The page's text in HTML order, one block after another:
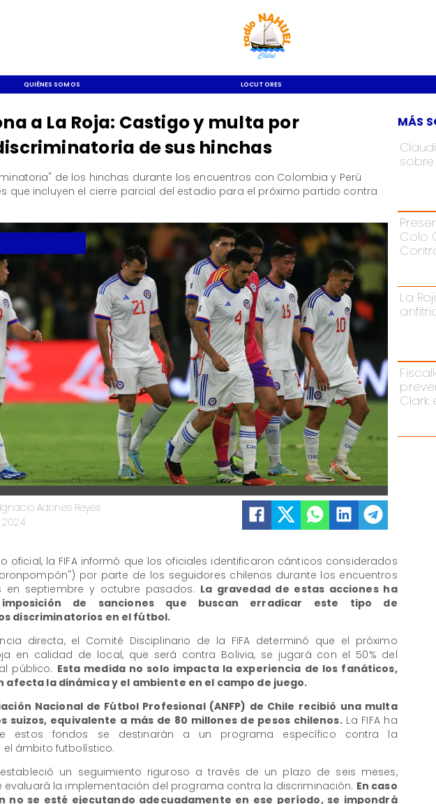
QUIÉNES SOMOS LOCUTORES
Adones Reyes
2024
sobre
Colo
La
Clark
MÁS
a La Roja: Castigo y multa por
de sus hinchas
de los hinchas durante los encuentros con Colombia y Perú
que incluyen el cierre parcial del estadio para el próximo partido contra
oficial, la FIFA informó que los oficiales identificaron cánticos considerados
por parte de los seguidores chilenos durante los encuentros
en septiembre y octubre pasados. La gravedad de estas acciones ha
de sanciones que buscan erradicar este tipo de
discriminatorios en el fútbol.
directa, el Comité Disciplinario de la FIFA determinó que el próximo
en calidad de local, que será contra Bolivia, se jugará con el 50% del
público. Esta medida no solo impacta la experiencia de los fanáticos,
afecta la dinámica y el ambiente en el campo de juego.
Nacional de Fútbol Profesional (ANFP) de Chile recibió una multa
suizos, equivalente a más de 80 millones de pesos chilenos.La FIFA ha
estos fondos se destinarán a un programa específico contra la
ámbito futbolístico.
estableció un seguimiento riguroso a través de un plazo de seis meses,
evaluará la implementación del programa contra la discriminación. En caso
no se esté ejecutando adecuadamente en ese período, se impondrá